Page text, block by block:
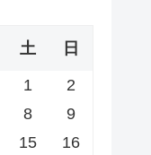
土 日
1
2
8
9
15 16